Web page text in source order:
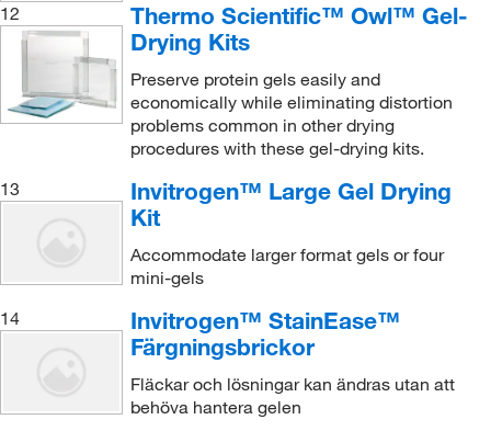
12
Thermo Scientific™ Owl™ Gel-
Drying Kits
Preserve protein gels easily and
economically while eliminating distortion
problems common in other drying
procedures with these gel-drying kits.
13
Invitrogen™ Large Gel Drying
Kit
Accommodate larger format gels or four
mini-gels
14
Invitrogen™ StainEase™
Färgningsbrickor
Fläckar och lösningar kan ändras utan att
behöva hantera gelen